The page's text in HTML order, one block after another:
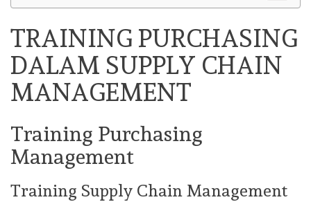
TRAINING PURCHASING
DALAM SUPPLY CHAIN
MANAGEMENT
Training Purchasing
Management
Training Supply Chain Management